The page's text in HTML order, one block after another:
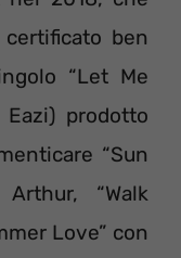
ben
“Let Me
prodotto
“Sun
“Walk
Love” con